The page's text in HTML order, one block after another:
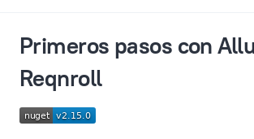
Primeros pasos con
Reqnroll